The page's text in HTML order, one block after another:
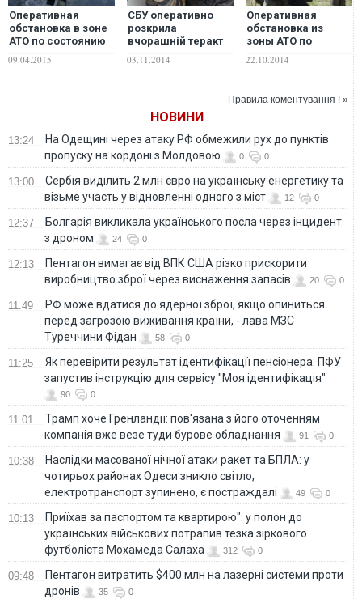
Оперативная
обстановка в зоне
АТО по состоянию
09.04.2015
СБУ оперативно
розкрила
вчорашній теракт
АТО в Маріуполі
03.11.2014
Оперативная
обстановка из
зоны АТО по
22 октября
22.10.2014
Правила коментування ! »
НОВИНИ
13:24
На Одещині через атаку РФ обмежили рух до пунктів
пропуску на кордоні з Молдовою
0 0
13:00
Сербія виділить 2 млн євро на українську енергетику та
візьме участь у відновленні одного з міст
12 0
12:37
Болгарія викликала українського посла через інцидент
з дроном
24 0
12:13
Пентагон вимагає від ВПК США різко прискорити
виробництво зброї через виснаження запасів
20 0
11:49
РФ може вдатися до ядерної зброї, якщо опиниться
перед загрозою виживання країни, - лава МЗС
Туреччини Фідан
58 0
11:25
Як перевірити результат ідентифікації пенсіонера: ПФУ
запустив інструкцію для сервісу "Моя ідентифікація"
90 0
11:01
Трамп хоче Гренландії: пов'язана з його оточенням
компанія вже везе туди бурове обладнання
91 0
10:38
Наслідки масованої нічної атаки ракет та БПЛА: у
чотирьох районах Одеси зникло світло,
електротранспорт зупинено, є постраждалі
49 0
10:13
Приїхав за паспортом та квартирою": у полон до
українських військових потрапив тезка зіркового
футболіста Мохамеда Салаха
312 0
09:48
Пентагон витратить $400 млн на лазерні системи проти
дронів
35 0